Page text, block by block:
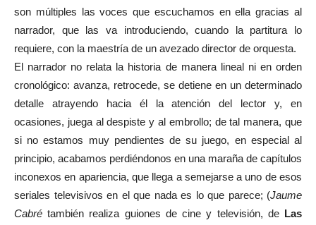
son múltiples las voces que escuchamos en ella gracias al
narrador, que las va introduciendo, cuando la partitura lo
requiere, con la maestría de un avezado director de orquesta.
El narrador no relata la historia de manera lineal ni en orden
cronológico: avanza, retrocede, se detiene en un determinado
detalle atrayendo hacia él la atención del lector y, en
ocasiones, juega al despiste y al embrollo; de tal manera, que
si no estamos muy pendientes de su juego, en especial al
principio, acabamos perdiéndonos en una maraña de capítulos
inconexos en apariencia, que llega a semejarse a uno de esos
seriales televisivos en el que nada es lo que parece; (Jaume
Cabré también realiza guiones de cine y televisión, de Las